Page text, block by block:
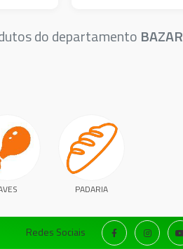
do departamento BAZAR
PADARIA
Redes Sociais